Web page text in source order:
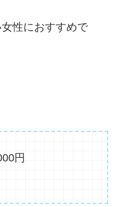
性におすすめで
円